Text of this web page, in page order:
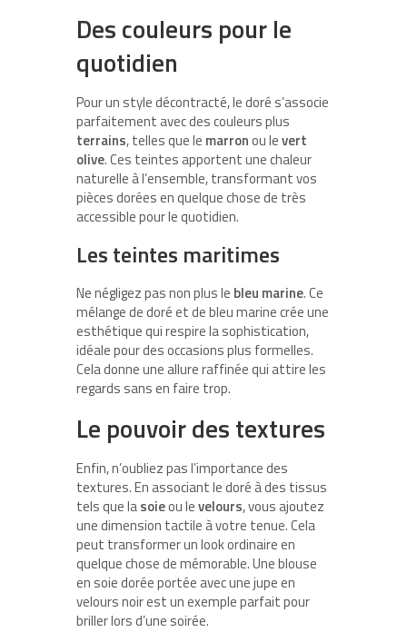
Des couleurs pour le
quotidien
Pour un style décontracté, le doré s’associe
parfaitement avec des couleurs plus
terrains, telles que le marronou levert
olive. Ces teintes apportent une chaleur
naturelle à l’ensemble, transformant vos
pièces dorées en quelque chose de très
accessible pour le quotidien.
Les teintes maritimes
Ne négligez pas non plus le bleu marine. Ce
mélange de doré et de bleu marine crée une
esthétique qui respire la sophistication,
idéale pour des occasions plus formelles.
Cela donne une allure raffinée qui attire les
regards sans en faire trop.
Le pouvoir des textures
Enfin, n’oubliez pas l’importance des
textures. En associant le doré à des tissus
tels que lasoieou levelours, vous ajoutez
une dimension tactile à votre tenue. Cela
peut transformer un look ordinaire en
quelque chose de mémorable. Une blouse
en soie dorée portée avec une jupe en
velours noir est un exemple parfait pour
briller lors d’une soirée.